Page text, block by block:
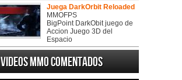
Juega DarkOrbit Reloaded
MMOFPS
BigPoint DarkObit juego de
Accion Juego 3D del
Espacio
Videos MMO Comentados